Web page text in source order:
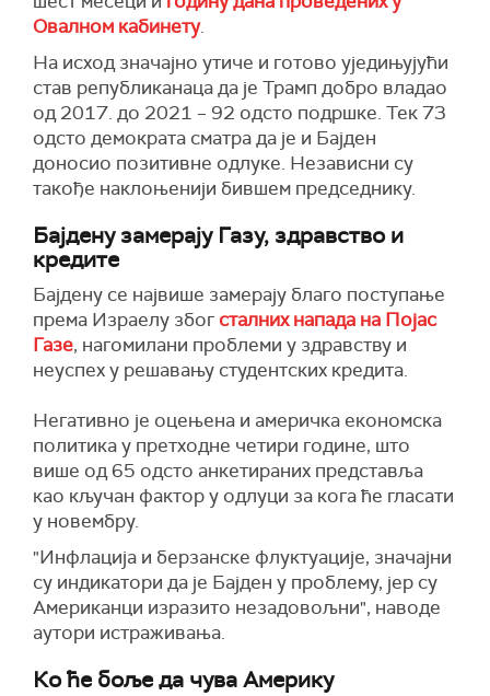
Овалном кабинету.
На исход значајно утиче и готово уједињујући
став републиканаца да је Трамп добро владао
од 2017. до 2021 – 92 одсто подршке. Тек 73
одсто демократа сматра да је и Бајден
доносио позитивне одлуке. Независни су
такође наклоњенији бившем председнику.
Бајдену замерају Газу, здравство и
кредите
Бајдену се највише замерају благо поступање
према Израелу због сталних напада на Појас
Газе, нагомилани проблеми у здравству и
неуспех у решавању студентских кредита.
Негативно је оцењена и америчка економска
политика у претходне четири године, што
више од 65 одсто анкетираних представља
као кључан фактор у одлуци за кога ће гласати
у новембру.
"Инфлација и берзанске флуктуације, значајни
су индикатори да је Бајден у проблему, јер су
Американци изразито незадовољни", наводе
аутори истраживања.
Ко ће боље да чува Америку